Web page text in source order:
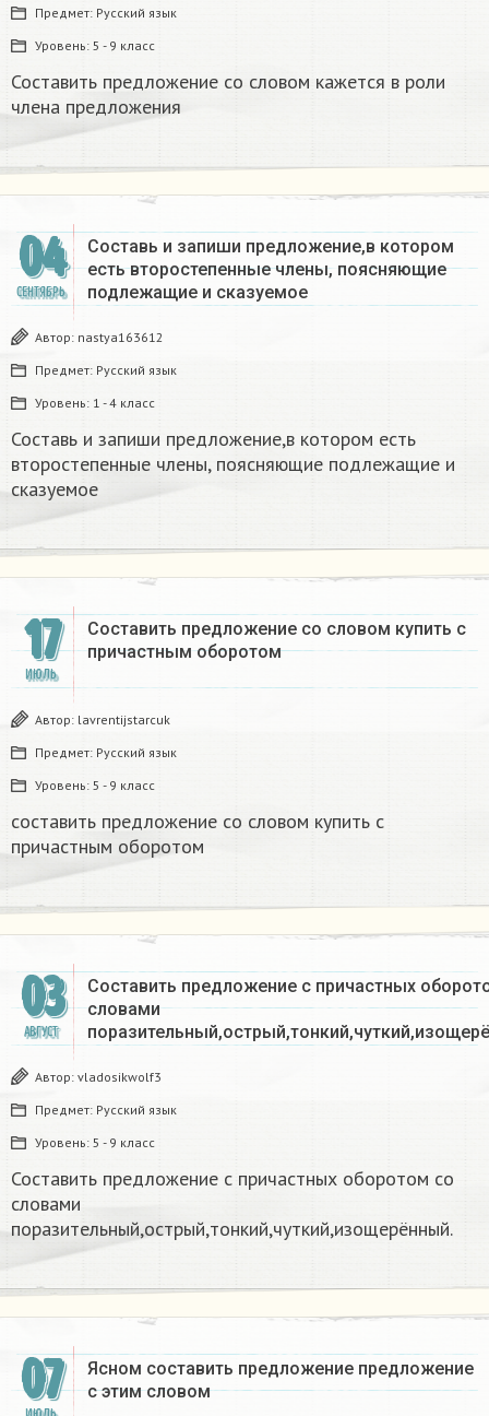
Предмет: Русский язык
Уровень: 5 - 9 класс
Составить предложение со словом кажется в роли
члена предложения
04
СЕНТЯБРЬ
Составь и запиши предложение,в котором
есть второстепенные члены, поясняющие
подлежащие и сказуемое
Автор: nastya163612
Предмет: Русский язык
Уровень: 1 - 4 класс
Составь и запиши предложение,в котором есть
второстепенные члены, поясняющие подлежащие и
сказуемое
17
ИЮЛЬ
Составить предложение со словом купить с
причастным оборотом​
Автор: lavrentijstarcuk
Предмет: Русский язык
Уровень: 5 - 9 класс
составить предложение со словом купить с
причастным оборотом​
03
АВГУСТ
Составить предложение с причастных
словами
Автор: vladosikwolf3
Предмет: Русский язык
Уровень: 5 - 9 класс
Составить предложение с причастных оборотом со
словами
поразительный,острый,тонкий,чуткий,изощерённый.
07
Ясном составить предложение предложение
с этим словом​